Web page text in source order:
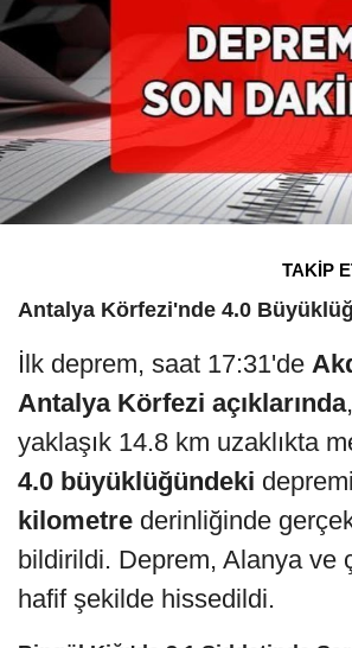
TAKİP
Antalya Körfezi'nde 4.0
İlk deprem, saat 17:31'de
Antalya Körfezi açıklarında
yaklaşık 14.8 km uzaklıkta
4.0 büyüklüğündeki
kilometre derinliğinde
bildirildi. Deprem, Alanya ve
hafif şekilde hissedildi.